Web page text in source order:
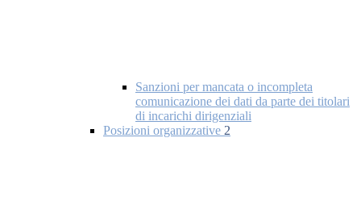
Sanzioni per mancata o incompleta
comunicazione dei dati da parte dei titolari
di incarichi dirigenziali
Posizioni organizzative 2